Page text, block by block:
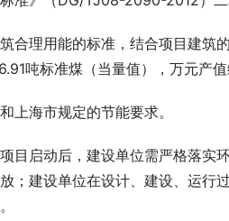
合理用能的标准，结合项目建筑
吨标准煤（当量值），万元产
上海市规定的节能要求。
目启动后，建设单位需严格落实
；建设单位在设计、建设、运行